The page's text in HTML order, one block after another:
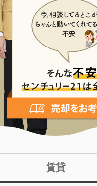
賃貸